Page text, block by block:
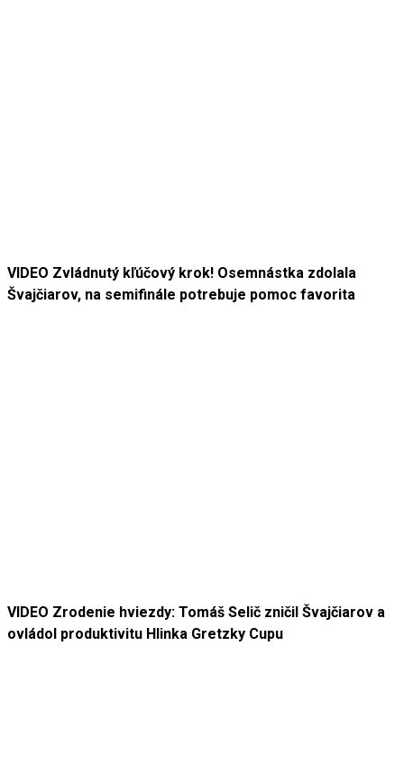
VIDEO Zvládnutý kľúčový krok! Osemnástka zdolala
Švajčiarov, na semifinále potrebuje pomoc favorita
VIDEO Zrodenie hviezdy: Tomáš Selič zničil Švajčiarov a
ovládol produktivitu Hlinka Gretzky Cupu